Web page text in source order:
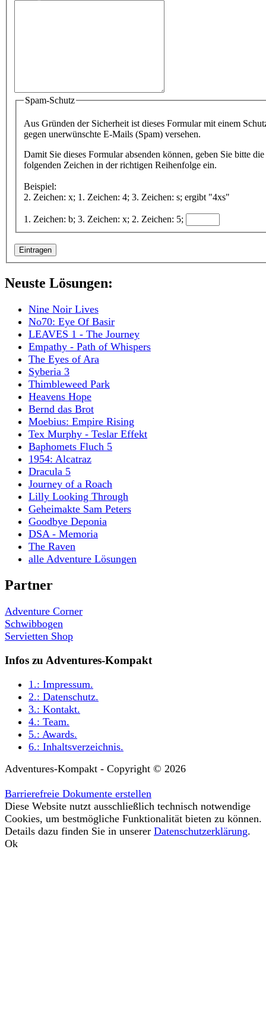
Spam-Schutz
Aus Gründen der Sicherheit ist dieses Formular mit einem
gegen unerwünschte E-Mails (Spam) versehen.
Damit Sie dieses Formular absenden können, geben Sie bitte die
folgenden Zeichen in der richtigen Reihenfolge ein.
Beispiel:
2. Zeichen: x; 1. Zeichen: 4; 3. Zeichen: s; ergibt "4xs"
1. Zeichen: b; 3. Zeichen: x; 2. Zeichen: 5;
Neuste Lösungen:
Nine Noir Lives
No70: Eye Of Basir
LEAVES 1 - The Journey
Empathy - Path of Whispers
The Eyes of Ara
Syberia 3
Thimbleweed Park
Heavens Hope
Bernd das Brot
Moebius: Empire Rising
Tex Murphy - Teslar Effekt
Baphomets Fluch 5
1954: Alcatraz
Dracula 5
Journey of a Roach
Lilly Looking Through
Geheimakte Sam Peters
Goodbye Deponia
DSA - Memoria
The Raven
alle Adventure Lösungen
Partner
Adventure Corner
Schwibbogen
Servietten Shop
Infos zu Adventures-Kompakt
1.: Impressum.
2.: Datenschutz.
3.: Kontakt.
4.: Team.
5.: Awards.
6.: Inhaltsverzeichnis.
Adventures-Kompakt - Copyright © 2026
Barrierefreie Dokumente erstellen
Diese Website nutzt ausschließlich technisch notwendige
Cookies, um bestmögliche Funktionalität bieten zu können.
Details dazu finden Sie in unserer Datenschutzerklärung.
Ok